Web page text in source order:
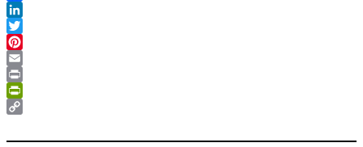
Facebook
LinkedIn
Twitter
Pinterest
Email
Print
PrintFriendly
Link